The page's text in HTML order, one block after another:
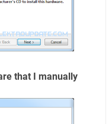
that I manually